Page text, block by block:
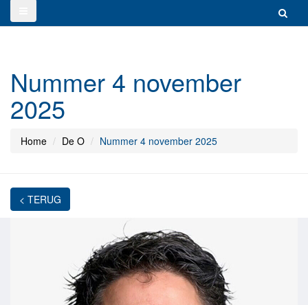
Nummer 4 november
2025
Home De O Nummer 4 november 2025
< TERUG